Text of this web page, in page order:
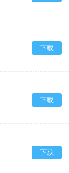
下载
下载
下载